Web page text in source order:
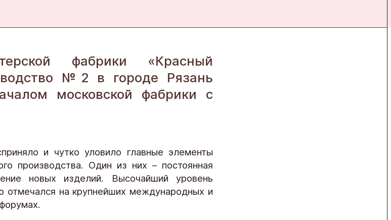
фабрики «Красный
№2 в городе Рязань
московской фабрики с
и чутко уловило главные элементы
производства. Один из них – постоянная
новых изделий. Высочайший уровень
отмечался на крупнейших международных и